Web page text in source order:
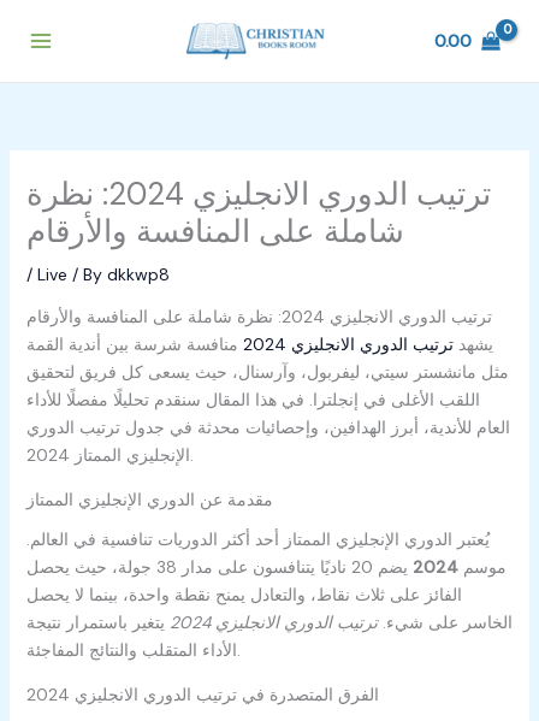
0.00
ترتيب الدوري الانجليزي 2024: نظرة
شاملة على المنافسة والأرقام
/ Live / By dkkwp8
ترتيب الدوري الانجليزي 2024: نظرة شاملة على المنافسة والأرقام
يشهدترتيب الدوري الانجليزي 2024
منافسة شرسة بين أندية القمة
مثل مانشستر سيتي، ليفربول، وآرسنال، حيث يسعى كل فريق لتحقيق
اللقب الأغلى في إنجلترا. في هذا المقال سنقدم تحليلًا مفصلًا للأداء
العام للأندية، أبرز الهدافين، وإحصائيات محدثة في جدول ترتيب الدوري
الإنجليزي الممتاز 2024.
مقدمة عن الدوري الإنجليزي الممتاز
يُعتبر الدوري الإنجليزي الممتاز أحد أكثر الدوريات تنافسية في العالم.
موسم2024
يضم 20 ناديًا يتنافسون على مدار 38 جولة، حيث يحصل
الفائز على ثلاث نقاط، والتعادل يمنح نقطة واحدة، بينما لا يحصل
الخاسر على شيء.ترتيب الدوري الانجليزي 2024
يتغير باستمرار نتيجة
الأداء المتقلب والنتائج المفاجئة.
الفرق المتصدرة في ترتيب الدوري الانجليزي 2024